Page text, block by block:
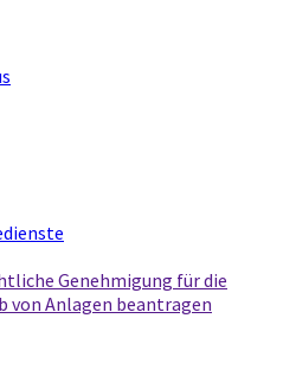
Genehmigung für die
von Anlagen beantragen